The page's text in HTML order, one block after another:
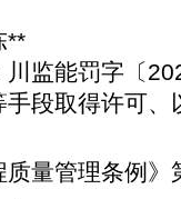
**
监能罚字〔
手段取得许可
质量管理条例